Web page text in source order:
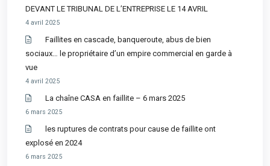
DEVANT LE TRIBUNAL DE L’ENTREPRISE LE 14 AVRIL
4 avril 2025
Faillites en cascade, banqueroute, abus de bien
sociaux… le propriétaire d’un empire commercial en garde à
vue
4 avril 2025
La chaîne CASA en faillite – 6 mars 2025
6 mars 2025
les ruptures de contrats pour cause de faillite ont
explosé en 2024
6 mars 2025